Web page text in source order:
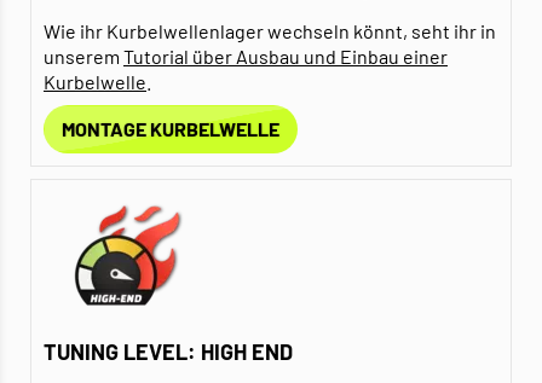
Wie ihr Kurbelwellenlager wechseln könnt, seht ihr in
unserem Tutorial über Ausbau und Einbau einer
Kurbelwelle
MONTAGE KURBELWELLE
TUNING LEVEL: HIGH END